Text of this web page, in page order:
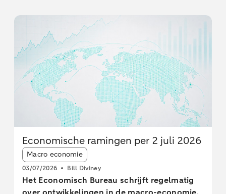
Economische ramingen per 2 juli 2026
Article tags:
Macro economie
03/07/2026 Bill Diviney
Het Economisch Bureau schrijft regelmatig